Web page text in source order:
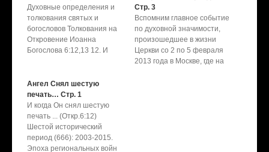
Духовные определения и
толкования святых и
богословов Толкования на
Откровение Иоанна
Богослова 6:12,13 12. И
произошло великое
землетрясение, и солнце
стало мрачно как
власяница, и луна
сделалась как кровь.
(Откровение Иоанна
Богослова 6:12) Тиконий: - и
Cтр. 3
Вспомним главное событие
по духовной значимости,
произошедшее в жизни
Церкви со 2 по 5 февраля
2013 года в Москве, где на
Ангел Снял шестую
печать… Стр. 1
И когда Он снял шестую
печать ... (Откр.6:12)
Шестой исторический
период (666): 2003-2015.
Эпоха региональных войн